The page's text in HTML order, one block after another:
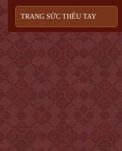
TRANG SỨC THÊU TAY